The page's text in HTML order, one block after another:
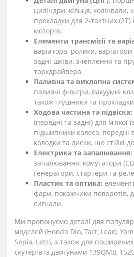
циліндри, кільця, колінвали,
прокладки для 2-тактних (2T)
моторів.
Елементи трансмісії та
варіатора, ролики, варіатори
задні шківи, зчеплення та
торкдрайвера.
Паливна та вихлопна
паливні фільтри, вакуумні
також глушники та
Ходова частина та підвіска:
(передні та задні) для м'якої
підшипники колеса, передні
колодки та диски, що стійкі
Електрика та запалювання:
запалювання, комутатори
генератори, стартери та
Пластик та оптика:
фари, покажчики поворотів,
сигнали.
Ми пропонуємо деталі для
моделей (Honda Dio, Tact, Lead;
Sepia, Lets), а також для
скутерів із двигунами 139QMB,